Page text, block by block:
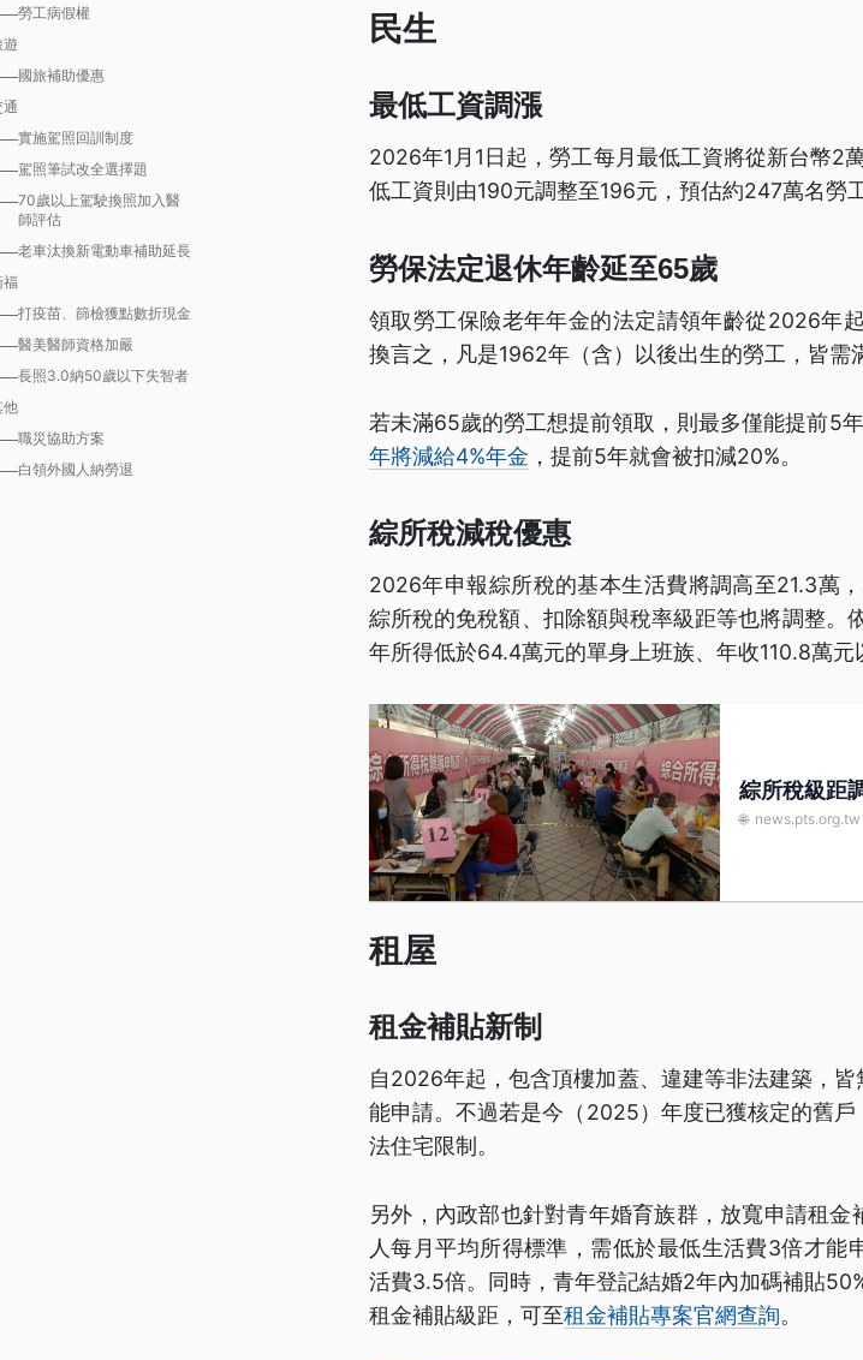
勞工病假權
遊
國旅補助優惠
通
實施駕照回訓制度
駕照筆試改全選擇題
70歲以上駕駛換照加入醫
師評估
老車汰換新電動車補助延長
福
打疫苗、篩檢獲點數折現金
醫美醫師資格加嚴
長照3.0納50歲以下失智者
他
職災協助方案
白領外國人納勞退
民生
最低工資調漲
2026年1月1日起，勞工每月最低工資將從新台幣
低工資則由190元調整至196元，預估約247萬名勞
勞保法定退休年齡延至65歲
領取勞工保險老年年金的法定請領年齡從2026年
換言之，凡是1962年（含）以後出生的勞工，皆需
若未滿65歲的勞工想提前領取，則最多僅能提前5
年將減給4%年金 ，提前5年就會被扣減20%。
綜所稅減稅優惠
2026年申報綜所稅的基本生活費將調高至21.3萬
綜所稅的免稅額、扣除額與稅率級距等也將調整。
年所得低於64.4萬元的單身上班族、年收110.8萬元
綜所稅級距
🌐 news.pts.org.tw
租屋
租金補貼新制
自2026年起，包含頂樓加蓋、違建等非法建築，
能申請。不過若是今（2025）年度已獲核定的舊
法住宅限制。
另外，內政部也針對青年婚育族群，放寬申請租
人每月平均所得標準，需低於最低生活費3倍才能
活費3.5倍。同時，青年登記結婚2年內加碼補貼
租金補貼級距，可至租金補貼專案官網查詢。